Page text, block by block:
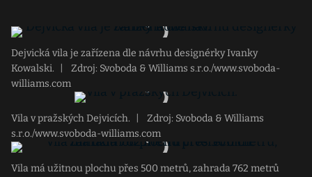
Dejvická vila je zařízena dle návrhu designérky Ivanky
Kowalski.
Zdroj: Svoboda & Williams s.r.o./www.svoboda-
williams.com
Vila v pražských Dejvicích.
Zdroj: Svoboda & Williams
s.r.o./www.svoboda-williams.com
Vila má užitnou plochu přes 500 metrů, zahrada 762 metrů